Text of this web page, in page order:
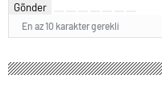
Gönder
En az 10 karakter gerekli